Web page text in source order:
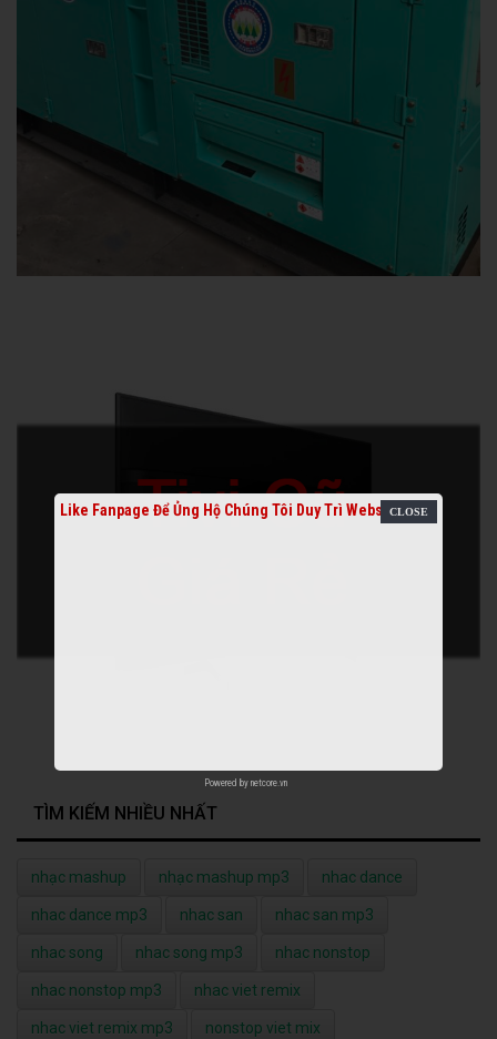
TÌM KIẾM NHIỀU NHẤT
nhạc mashup nhạc mashup mp3 nhac dance
nhac dance mp3 nhac san nhac san mp3
nhac song nhac song mp3 nhac nonstop
nhac nonstop mp3 nhac viet remix
nhac viet remix mp3 nonstop viet mix
Like Fanpage Để Ủng Hộ Chúng Tôi Duy Trì Website
Powered by netcore.vn